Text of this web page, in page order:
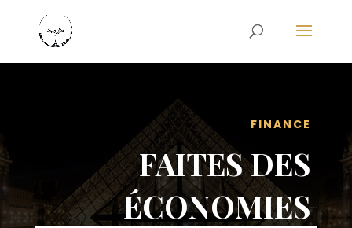
FINANCE
FAITES DES
ÉCONOMIES